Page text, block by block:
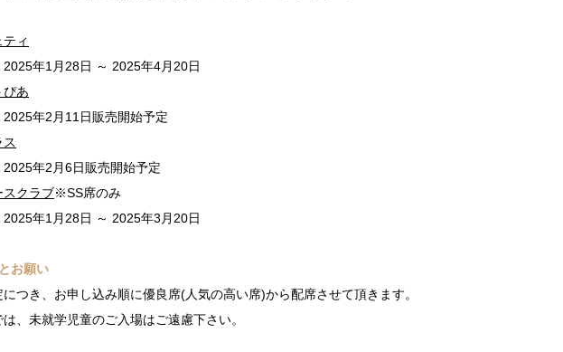
ィ
2025年1月28日 ～ 2025年4月20日
ぴあ
2025年2月11日販売開始予定
ス
2025年2月6日販売開始予定
スクラブ※SS席のみ
2025年1月28日 ～ 2025年3月20日
お願い
につき、お申し込み順に優良席(人気の高い席)から配席させて頂きます。
は、未就学児童のご入場はご遠慮下さい。